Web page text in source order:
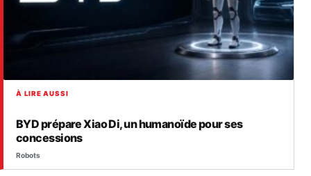
À LIRE AUSSI
BYD prépare Xiao Di, un humanoïde pour ses
concessions
Robots